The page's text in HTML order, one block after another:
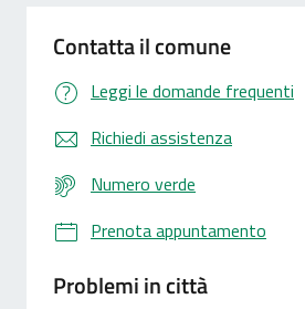
Contatta il comune
Leggi le domande frequenti
Richiedi assistenza
Numero verde
Prenota appuntamento
Problemi in città